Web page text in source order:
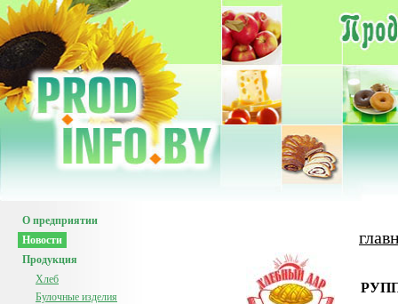
О предприятии
Новости
Продукция
Хлеб
Булочные изделия
РУПП